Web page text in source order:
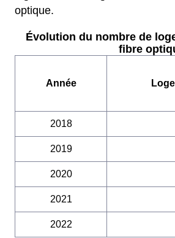
optique.
Évolution du nombre de
fibre
Année
2018
2019
2020
2021
2022